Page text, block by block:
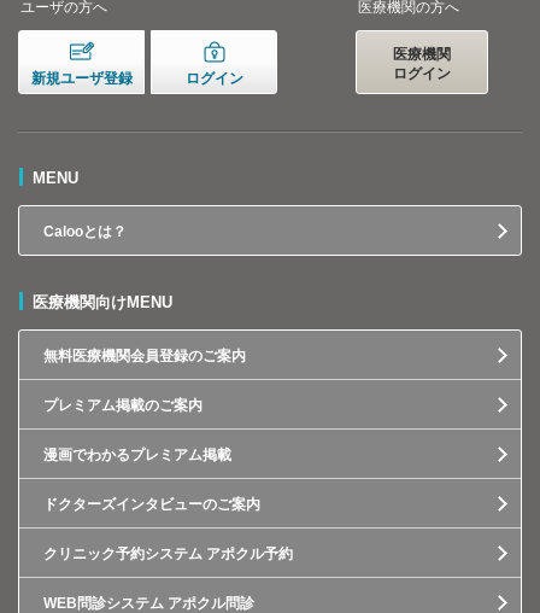
ユーザの方へ
新規ユーザ登録 ログイン
医療機関の方へ
医療機関
ログイン
MENU
Calooとは？
医療機関向けMENU
無料医療機関会員登録のご案内
プレミアム掲載のご案内
漫画でわかるプレミアム掲載
ドクターズインタビューのご案内
クリニック予約システム アポクル予約
WEB問診システム アポクル問診